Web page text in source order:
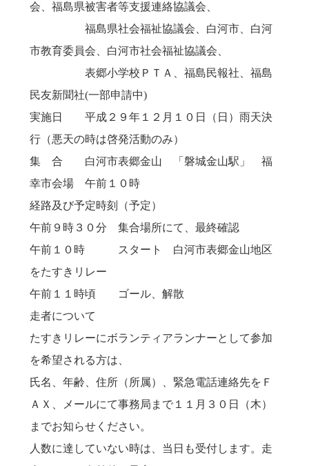
会、福島県被害者等支援連絡協議会、
福島県社会福祉協議会、白河市、白河
市教育委員会、白河市社会福祉協議会、
表郷小学校ＰＴＡ、福島民報社、福島
民友新聞社(一部申請中)
実施日 平成２９年１２月１０日（日）雨天決
行（悪天の時は啓発活動のみ）
集 合 白河市表郷金山 「磐城金山駅」 福
幸市会場 午前１０時
経路及び予定時刻（予定）
午前９時３０分 集合場所にて、最終確認
午前１０時 スタート 白河市表郷金山地区
をたすきリレー
午前１１時頃 ゴール、解散
走者について
たすきリレーにボランティアランナーとして参加
を希望される方は、
氏名、年齢、住所（所属）、緊急電話連絡先をＦ
ＡＸ、メールにて事務局まで１１月３０日（木）
までお知らせください。
人数に達していない時は、当日も受付します。走